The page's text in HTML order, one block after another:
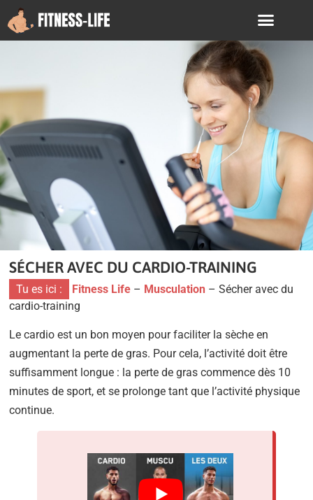
SÉCHER AVEC DU CARDIO-TRAINING
Tu es ici : Fitness Life – Musculation –Sécher avec du
cardio-training
Le cardio est un bon moyen pour faciliter la sèche en
augmentant la perte de gras. Pour cela, l’activité doit être
suffisamment longue : la perte de gras commence dès 10
minutes de sport, et se prolonge tant que l’activité physique
continue.